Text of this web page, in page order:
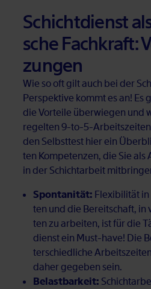
Schicht­dienst
sche Fach­kraft:
zun­gen
Wie so oft gilt auch bei der
Per­spek­ti­ve kommt es an! Es
die Vor­tei­le über­wie­gen und
re­gel­ten 9-to-5-
den Selbst­test hier ein
ten Kom­pe­ten­zen, die Sie
in der Schicht­ar­beit
Spontanität: Fle­xi­bi­li­tät
ten und die Be­reit­schaft,
ten zu ar­bei­ten, ist für die
dienst ein Must-have! Die
ter­schied­li­che
da­her ge­ge­ben sein.
Belastbarkeit: